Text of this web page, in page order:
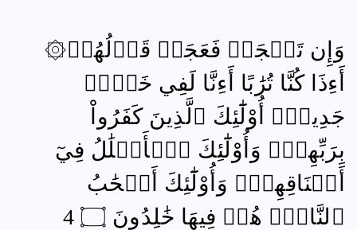
۞وَإِن تَعۡجَبۡ فَعَجَبٞ قَوۡلُهُمۡ
أَءِذَا كُنَّا تُرَٰبًا أَءِنَّا لَفِي خَلۡقٖ
جَدِيدٍۗ أُوْلَٰٓئِكَ ٱلَّذِينَ كَفَرُواْ
بِرَبِّهِمۡۖ وَأُوْلَٰٓئِكَ ٱلۡأَغۡلَٰلُ فِيٓ
أَعۡنَاقِهِمۡۖ وَأُوْلَٰٓئِكَ أَصۡحَٰبُ
ٱلنَّارِۖ هُمۡ فِيهَا خَٰلِدُونَ ۝ 4